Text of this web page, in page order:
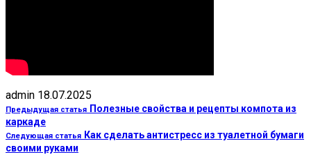
admin 18.07.2025
Предыдущая статья Полезные свойства и рецепты компота из
каркаде
Следующая статья Как сделать антистресс из туалетной бумаги
своими руками